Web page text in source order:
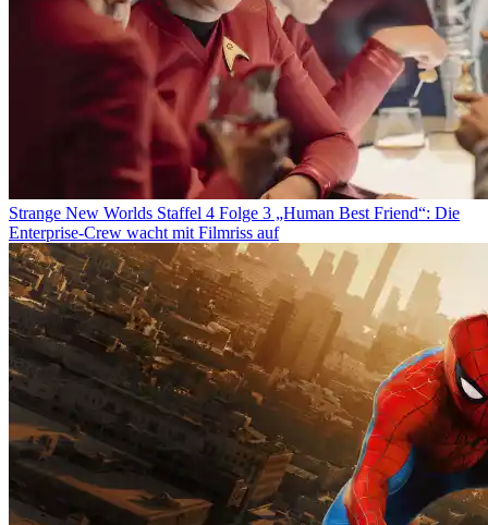
Strange New Worlds Staffel 4 Folge 3 „Human Best Friend“: Die
Enterprise-Crew wacht mit Filmriss auf